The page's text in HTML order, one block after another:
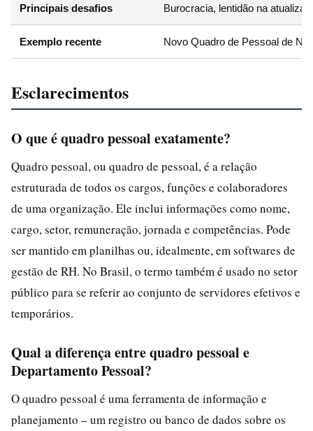
Principais desafios Burocracia, lentidão na
Exemplo recente Novo Quadro de Pessoal de
Esclarecimentos
O que é quadro pessoal exatamente?
Quadro pessoal, ou quadro de pessoal, é a relação
estruturada de todos os cargos, funções e colaboradores
de uma organização. Ele inclui informações como nome,
cargo, setor, remuneração, jornada e competências. Pode
ser mantido em planilhas ou, idealmente, em softwares de
gestão de RH. No Brasil, o termo também é usado no setor
público para se referir ao conjunto de servidores efetivos e
temporários.
Qual a diferença entre quadro pessoal e
Departamento Pessoal?
O quadro pessoal é uma ferramenta de informação e
planejamento – um registro ou banco de dados sobre os